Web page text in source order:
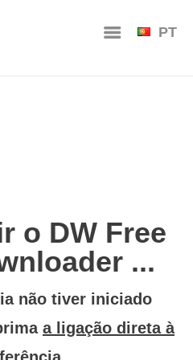
PT
o DW Free
...
não tiver iniciado
a ligação direta à
.